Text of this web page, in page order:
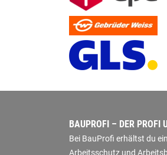
BAUPROFI – DER PROFI
Bei BauProfi erhältst du
Arbeitsschutz und